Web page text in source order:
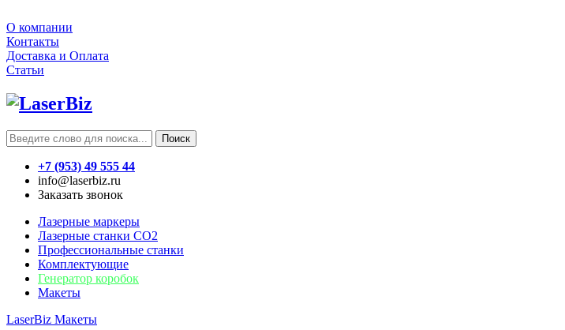
О компании
Контакты
Доставка и Оплата
Статьи
Поиск
+7 (953) 49 555 44
info@laserbiz.ru
Заказать звонок
Лазерные маркеры
Лазерные станки CO2
Профессиональные станки
Комплектующие
Генератор коробок
Макеты
LaserBiz Макеты